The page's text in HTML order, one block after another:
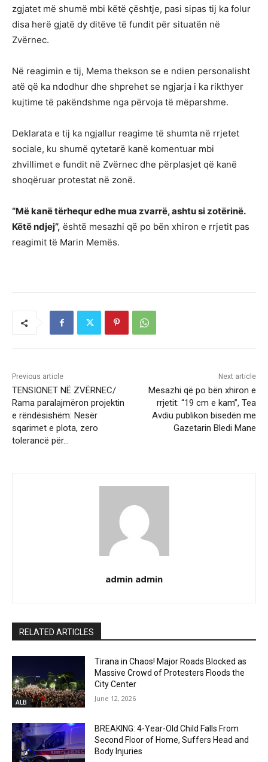
zgjatet më shumë mbi këtë çështje, pasi sipas tij ka folur
disa herë gjatë dy ditëve të fundit për situatën në
Zvërnec.
Në reagimin e tij, Mema thekson se e ndien personalisht
atë që ka ndodhur dhe shprehet se ngjarja i ka rikthyer
kujtime të pakëndshme nga përvoja të mëparshme.
Deklarata e tij ka ngjallur reagime të shumta në rrjetet
sociale, ku shumë qytetarë kanë komentuar mbi
zhvillimet e fundit në Zvërnec dhe përplasjet që kanë
shoqëruar protestat në zonë.
“Më kanë tërhequr edhe mua zvarrë, ashtu si zotërinë.
Këtë ndjej”, është mesazhi që po bën xhiron e rrjetit pas
reagimit të Marin Memës.
Previous article
TENSIONET NË ZVËRNEC/
Rama paralajmëron projektin
e rëndësishëm: Nesër
sqarimet e plota, zero
tolerancë për…
Next article
Mesazhi që po bën xhiron e
rrjetit: “19 cm e kam”, Tea
Avdiu publikon bisedën me
Gazetarin Bledi Mane
admin admin
RELATED ARTICLES
ALB
Tirana in Chaos! Major Roads Blocked as
Massive Crowd of Protesters Floods the
City Center
June 12, 2026
BREAKING: 4-Year-Old Child Falls From
Second Floor of Home, Suffers Head and
Body Injuries